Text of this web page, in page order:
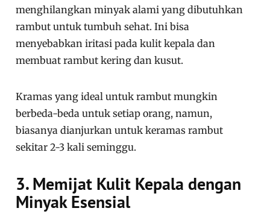
menghilangkan minyak alami yang dibutuhkan
rambut untuk tumbuh sehat. Ini bisa
menyebabkan iritasi pada kulit kepala dan
membuat rambut kering dan kusut.
Kramas yang ideal untuk rambut mungkin
berbeda-beda untuk setiap orang, namun,
biasanya dianjurkan untuk keramas rambut
sekitar 2-3 kali seminggu.
3. Memijat Kulit Kepala dengan
Minyak Esensial